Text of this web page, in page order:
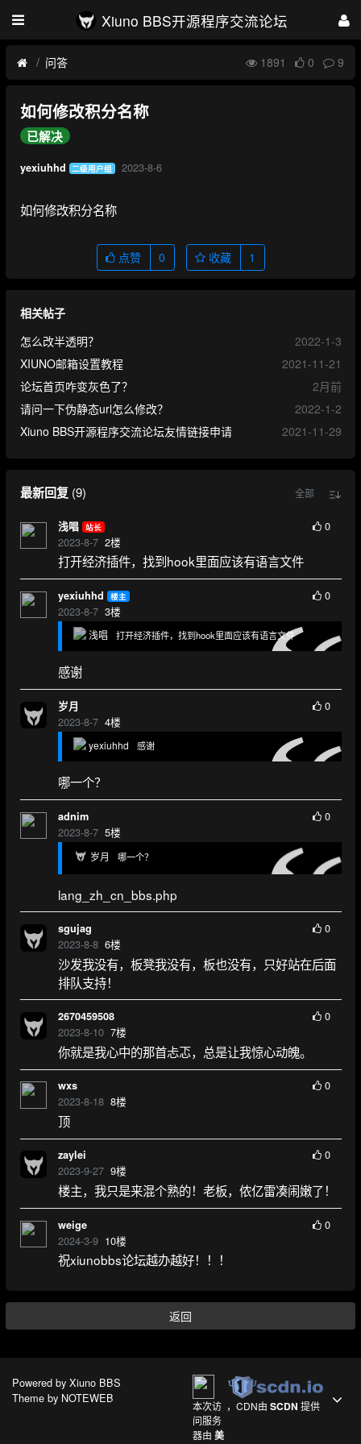
Xiuno BBS开源程序交流论坛
问答 1891 0 9
如何修改积分名称
已解决
yexiuhhd 二级用户组 2023-8-6
如何修改积分名称
点赞 0 收藏 1
相关帖子
怎么改半透明？
2022-1-3
XIUNO邮箱设置教程
2021-11-21
论坛首页咋变灰色了？
2月前
请问一下伪静态url怎么修改？
2022-1-2
Xiuno BBS开源程序交流论坛友情链接申请
2021-11-29
最新回复(9) 全部
浅唱 站长
2023-8-7 2楼
0
打开经济插件，找到hook里面应该有语言文件
yexiuhhd 楼主
2023-8-7 3楼
0
浅唱 打开经济插件，找到hook里面应该有语言文件
感谢
岁月
2023-8-7 4楼
0
yexiuhhd 感谢
哪一个？
adnim
2023-8-7 5楼
0
岁月 哪一个？
lang_zh_cn_bbs.php
sgujag
2023-8-8 6楼
0
沙发我没有，板凳我没有，板也没有，只好站在后面
排队支持！
2670459508
2023-8-10 7楼
0
你就是我心中的那首忐忑，总是让我惊心动魄。
wxs
2023-8-18 8楼
0
顶
zaylei
2023-9-27 9楼
0
楼主，我只是来混个熟的！老板，侬亿雷凑闹嫩了！
weige
2024-3-9 10楼
0
祝xiunobbs论坛越办越好！！！
返回
Powered by Xiuno BBS
Theme by NOTEWEB
本次访
问服务
器由 美
，CDN由SCDN 提供